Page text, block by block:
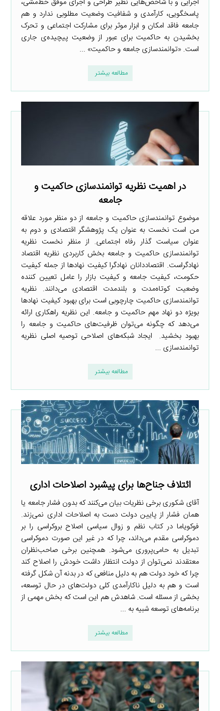
پاسخگویی، کارآمدی و شفافیت وضعیت مطلوبی ندارد و هم
جامعه فاقد امکان و ابزار موثر برای مشارکت اجتماعی و تحرک
بخشیدن به حاکمیت برای عبور از وضعیت پیچیده‌ی جاری
است. «توانمندسازی جامعه و حاکمیت» ...
مطالعه بیشتر
در اهمیت نظریه توانمندسازی حاکمیت و
جامعه
موضوع توانمندسازی حاکمیت و جامعه از دو منظر مورد علاقه
من است نخست به عنوان یک پژوهشگر اقتصادی و دوم به
عنوان سیاست گذار رفاه اجتماعی. از منظر نخست نظریه
توانمندسازی حاکمیت و جامعه بخش کاربردی نظریه اقتصاد
نهادگراست. اقتصاددانان نهادگرا کیفیت نهادها از جمله کیفیت
حکومت، کیفیت جامعه و کیفیت بازار را عامل تعیین کننده
وضعیت کوتاه‌مدت و بلندمدت اقتصادی می‌دانند. نظریه
توانمندسازی حاکمیت چارچوبی است برای بهبود کیفیت نهادها
بویژه دو نهاد مهم حاکمیت و جامعه. این نظریه راهکاری ارائه
می‌دهد که چگونه می‌توان ظرفیت‌های حاکمیت و جامعه را
بهبود بخشید. ایجاد شبکه‌های اصلاحی توصیه اصلی نظریه
توانمندسازی ...
مطالعه بیشتر
ائتلاف جناح‌ها برای پیشبرد اصلاحات اداری
آقای شکوری برخی نظریات بیان می‌کنند که بدون فشار جامعه یا
همان فشار از پایین دولت دست به اصلاحات اداری نمی‌زند.
فوکویاما در کتاب نظم و زوال سیاسی اصلاح بروکراسی را بر
دموکراسی مقدم می‌داند، چرا که در غیر این صورت دموکراسی
تبدیل به حامی‌پروری می‌شود. همچنین برخی صاحب‌نظران
معتقدند نمی‌توان از دولت انتظار داشت خودش را اصلاح کند
چرا که خود دولت هم به دلیل منافعی که در بدنه آن شکل گرفته
است و هم به دلیل ناکارآمدی کلی دولت‌های در حال توسعه،
بخشی از مسئله است. شاهدش هم این است که بخش مهمی از
برنامه‌های توسعه شبیه به ...
مطالعه بیشتر